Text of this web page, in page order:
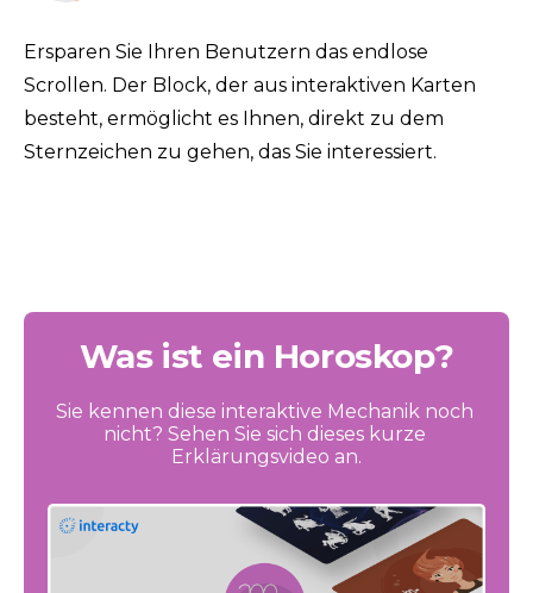
Ersparen Sie Ihren Benutzern das endlose
Scrollen. Der Block, der aus interaktiven Karten
besteht, ermöglicht es Ihnen, direkt zu dem
Sternzeichen zu gehen, das Sie interessiert.
Was ist ein Horoskop?
Sie kennen diese interaktive Mechanik noch
nicht? Sehen Sie sich dieses kurze
Erklärungsvideo an.